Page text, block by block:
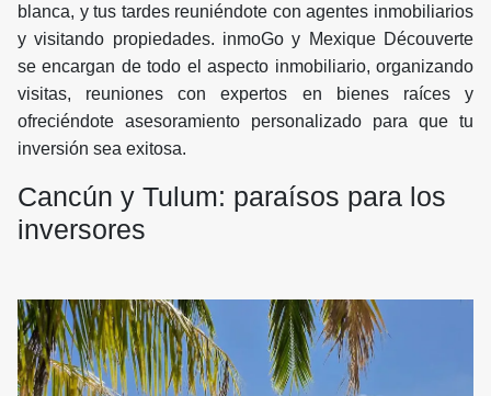
blanca, y tus tardes reuniéndote con agentes inmobiliarios
y visitando propiedades. inmoGo y Mexique Découverte
se encargan de todo el aspecto inmobiliario, organizando
visitas, reuniones con expertos en bienes raíces y
ofreciéndote asesoramiento personalizado para que tu
inversión sea exitosa.
Cancún y Tulum: paraísos para los
inversores